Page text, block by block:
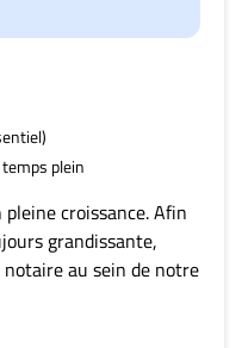
plein
croissance. Afin
grandissante,
au sein de notre